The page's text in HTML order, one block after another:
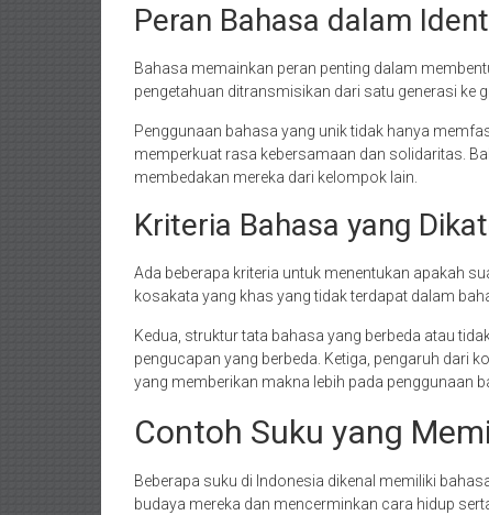
Peran Bahasa dalam
Bahasa memainkan peran penting dalam
pengetahuan ditransmisikan dari satu generasi ke
Penggunaan bahasa yang unik tidak hanya
memperkuat rasa kebersamaan dan solidaritas.
membedakan mereka dari kelompok lain.
Kriteria Bahasa yang
Ada beberapa kriteria untuk menentukan apakah
kosakata yang khas yang tidak terdapat dalam
Kedua, struktur tata bahasa yang berbeda atau
pengucapan yang berbeda. Ketiga, pengaruh dari
yang memberikan makna lebih pada penggunaan
Contoh Suku yang
Beberapa suku di Indonesia dikenal memiliki
budaya mereka dan mencerminkan cara hidup